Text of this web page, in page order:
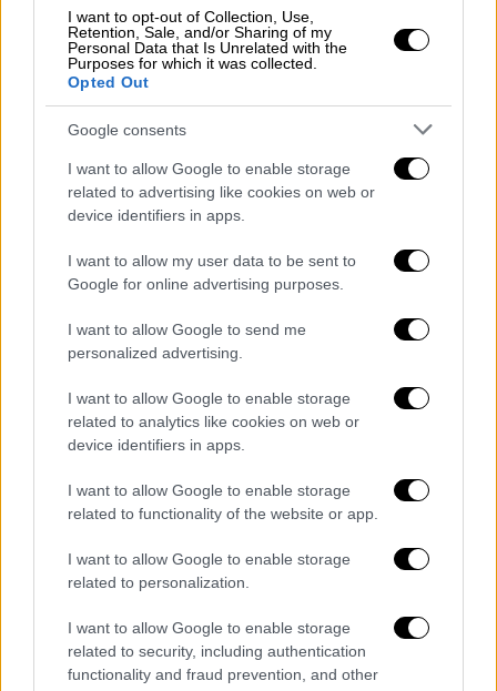
I want to opt-out of Collection, Use,
Retention, Sale, and/or Sharing of my
Personal Data that Is Unrelated with the
Purposes for which it was collected.
Opted Out
Google consents
I want to allow Google to enable storage
related to advertising like cookies on web or
device identifiers in apps.
I want to allow my user data to be sent to
Google for online advertising purposes.
I want to allow Google to send me
personalized advertising.
I want to allow Google to enable storage
related to analytics like cookies on web or
device identifiers in apps.
I want to allow Google to enable storage
related to functionality of the website or app.
I want to allow Google to enable storage
related to personalization.
I want to allow Google to enable storage
related to security, including authentication
functionality and fraud prevention, and other
Αγρίνιο
Η 17χρονη συνοδηγός κατάφερε να βγει από
το όχημα, ωστόσο ο 22χρονοςεγκλωβίστηκε
απανθρακώθηκε . Για την κατάσβεση της
φωτιάς επιχείρησαν 10 πυροσβέστες με
31χρονος, που συνελήφθη, ενώ συνοδηγός
ήταν 27χρονη.
Οι γονείς του αναγνώρισαν τη σορό
Σπαρακτικές στιγμές εκτυλίχθηκαν στο
νοσοκομείο Αγρινίου. Οι γονείς του
21χρονου, που εργάζονται στη νοσηλευτική
μονάδα του νοσοκομείου, συντετριμμένοι
αναγνώρισαν τη σορό του, σύμφωνα με το